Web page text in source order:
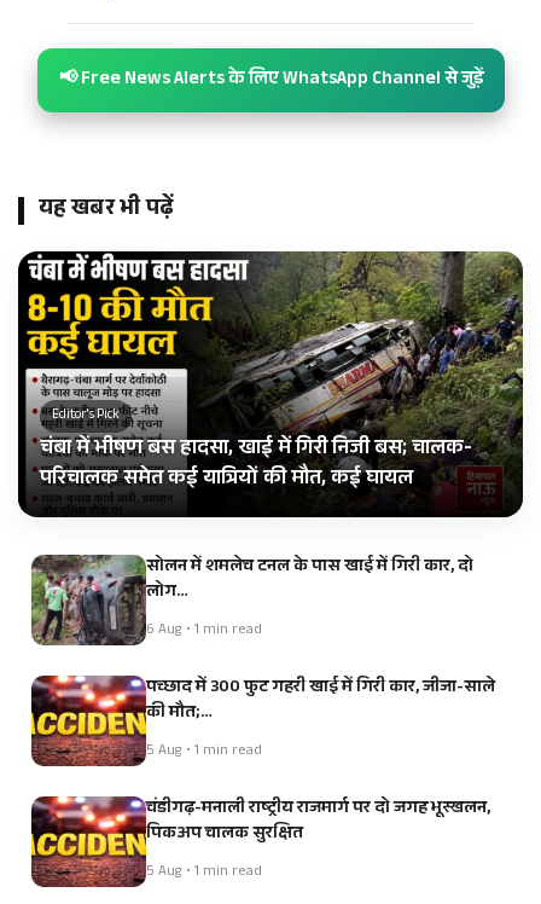
📢 Free News Alerts के लिए WhatsApp Channel से जुड़ें
यह खबर भी पढ़ें
Editor's Pick
चंबा में भीषण बस हादसा, खाई में गिरी निजी बस; चालक-
परिचालक समेत कई यात्रियों की मौत, कई घायल
सोलन में शमलेच टनल के पास खाई में गिरी कार, दो
लोग…
6 Aug • 1 min read
पच्छाद में 300 फुट गहरी खाई में गिरी कार, जीजा-साले
की मौत;…
5 Aug • 1 min read
चंडीगढ़-मनाली राष्ट्रीय राजमार्ग पर दो जगह भूस्खलन,
पिकअप चालक सुरक्षित
5 Aug • 1 min read